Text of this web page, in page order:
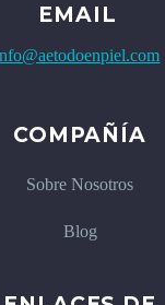
EMAIL
COMPAÑÍA
Sobre Nosotros
Blog